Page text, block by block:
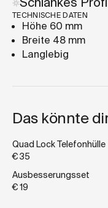
TECHNISCHE DATEN
Höhe 60 mm
Breite 48 mm
Langlebig
Das könnte
Quad Lock Telefonhülle
€ 35
Ausbesserungsset
€ 19